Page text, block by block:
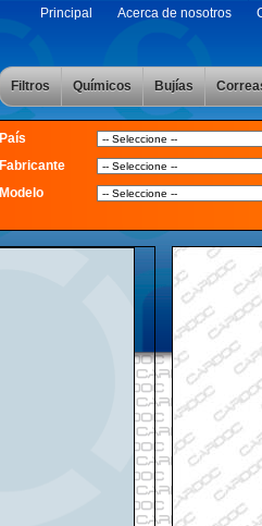
Principal Acerca de nosotros
Filtros Químicos Bujías
País
Fabricante
Modelo